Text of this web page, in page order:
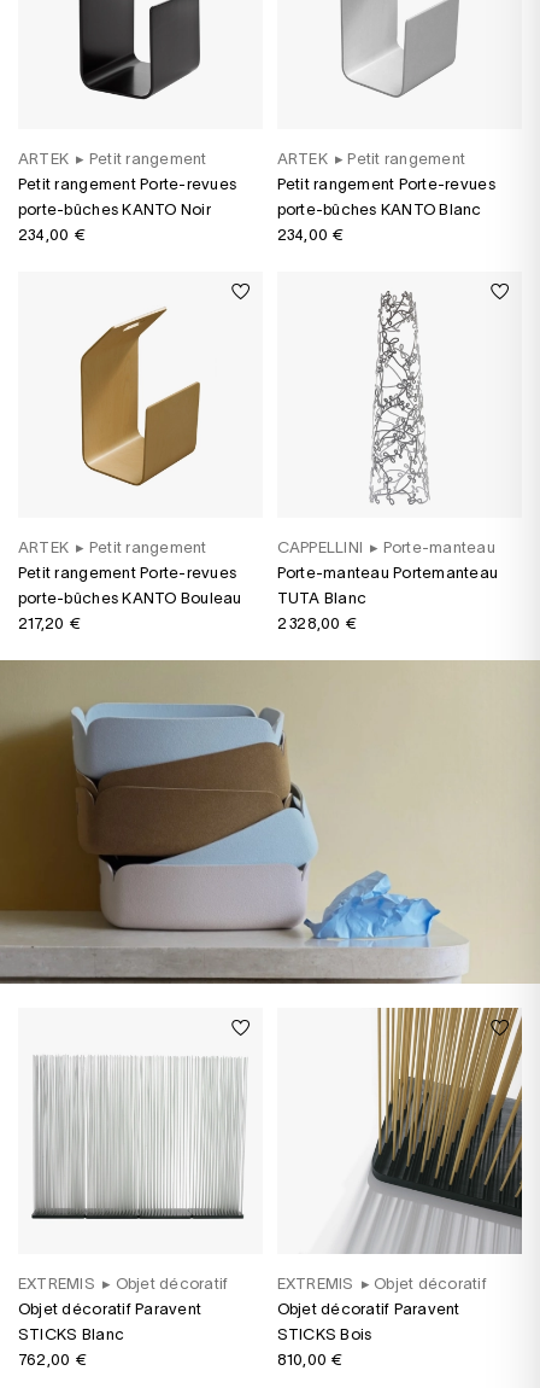
ARTEK ▸ Petit rangement
Petit rangement Porte-revues
porte-bûches KANTO Noir
234,00 €
ARTEK ▸ Petit rangement
Petit rangement Porte-revues
porte-bûches KANTO Blanc
234,00 €
ARTEK ▸ Petit rangement
Petit rangement Porte-revues
porte-bûches KANTO Bouleau
217,20 €
CAPPELLINI ▸ Porte-manteau
Porte-manteau Portemanteau
TUTA Blanc
2 328,00 €
EXTREMIS ▸ Objet décoratif
Objet décoratif Paravent
STICKS Blanc
762,00 €
EXTREMIS ▸ Objet décoratif
Objet décoratif Paravent
STICKS Bois
810,00 €